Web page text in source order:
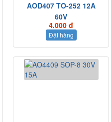
AOD407 TO-252 12A
60V
4.000 đ
Đặt hàng